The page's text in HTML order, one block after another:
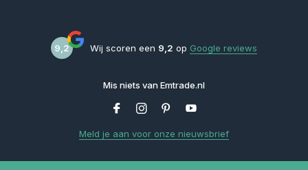
9,2 Wij scoren een 9,2 op Google reviews
Mis niets van Emtrade.nl
Meld je aan voor onze nieuwsbrief